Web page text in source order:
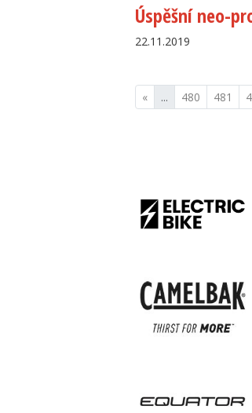
Úspěšní neo-
22.11.2019
« ... 480 481